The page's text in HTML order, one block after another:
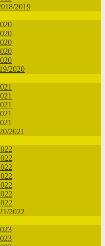
2019
2020
2021
2022